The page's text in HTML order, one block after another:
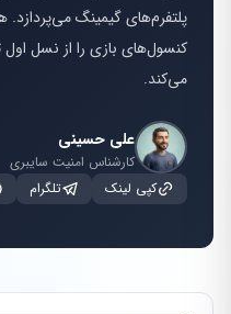
پلتفرم‌های گیمینگ
کنسول‌های بازی را از نسل
می‌کند.
علی حسینی
کارشناس امنیت سایبری
کپی لینک
تلگرام